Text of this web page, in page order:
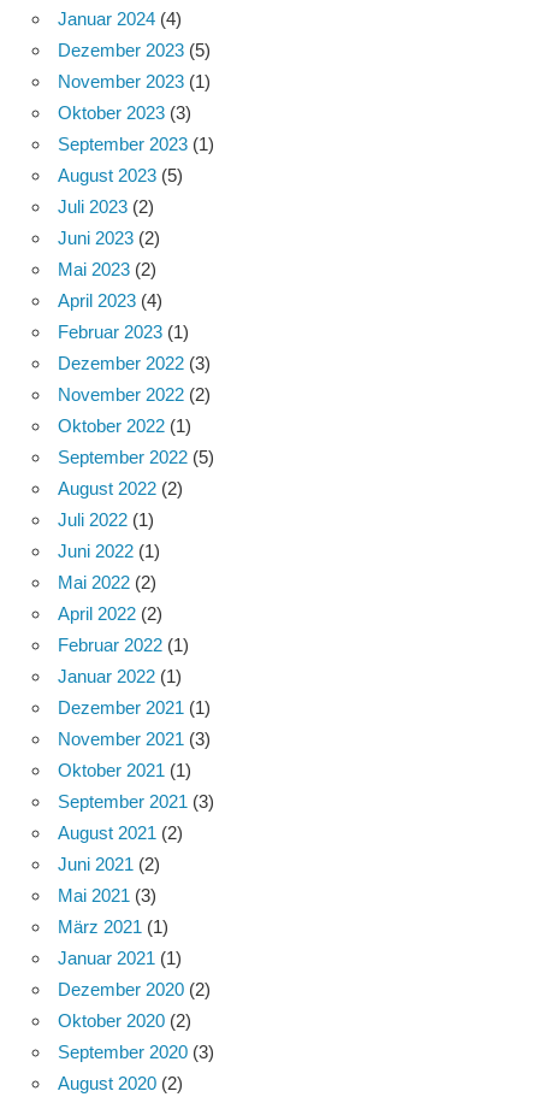
Januar 2024 (4)
Dezember 2023 (5)
November 2023 (1)
Oktober 2023 (3)
September 2023 (1)
August 2023 (5)
Juli 2023 (2)
Juni 2023 (2)
Mai 2023 (2)
April 2023 (4)
Februar 2023 (1)
Dezember 2022 (3)
November 2022 (2)
Oktober 2022 (1)
September 2022 (5)
August 2022 (2)
Juli 2022 (1)
Juni 2022 (1)
Mai 2022 (2)
April 2022 (2)
Februar 2022 (1)
Januar 2022 (1)
Dezember 2021 (1)
November 2021 (3)
Oktober 2021 (1)
September 2021 (3)
August 2021 (2)
Juni 2021 (2)
Mai 2021 (3)
März 2021 (1)
Januar 2021 (1)
Dezember 2020 (2)
Oktober 2020 (2)
September 2020 (3)
August 2020 (2)